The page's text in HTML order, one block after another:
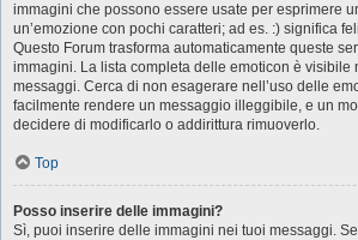
immagini che possono essere usate per esprimere
un’emozione con pochi caratteri; ad es. :) significa
Questo Forum trasforma automaticamente queste
immagini. La lista completa delle emoticon è visibile
messaggi. Cerca di non esagerare nell’uso delle
facilmente rendere un messaggio illeggibile, e un
decidere di modificarlo o addirittura rimuoverlo.
Top
Posso inserire delle immagini?
Sì, puoi inserire delle immagini nei tuoi messaggi.